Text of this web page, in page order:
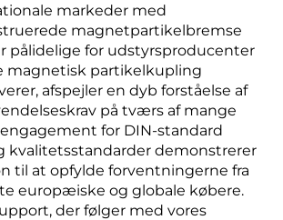
markeder med
magnetpartikelbremse
pålidelige for udstyrsproducenter
magnetisk partikelkupling
afspejler en dyb forståelse af
på tværs af mange
for DIN-standard
kvalitetsstandarder demonstrerer
til at opfylde forventningerne fra
europæiske og globale købere.
der følger med vores